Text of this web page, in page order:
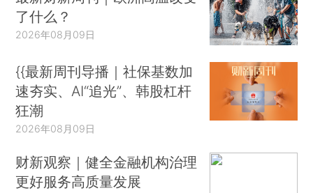
了什么？
2026年08月09日
{{最新周刊导播｜社保基数加
速夯实、AI“追光”、韩股杠杆
狂潮
2026年08月09日
财新观察｜健全金融机构治理
更好服务高质量发展